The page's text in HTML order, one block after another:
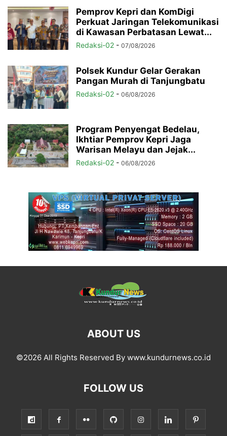
Pemprov Kepri dan KomDigi
Perkuat Jaringan Telekomunikasi
di Kawasan Perbatasan Lewat...
Redaksi-02 - 07/08/2026
Polsek Kundur Gelar Gerakan
Pangan Murah di Tanjungbatu
Redaksi-02 - 06/08/2026
Program Penyengat Bedelau,
Ikhtiar Pemprov Kepri Jaga
Warisan Melayu dan Jejak...
Redaksi-02 - 06/08/2026
ABOUT US
©2026 All Rights Reserved By www.kundurnews.co.id
FOLLOW US